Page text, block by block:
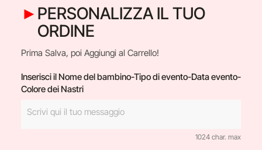
PERSONALIZZA IL TUO
ORDINE
Prima Salva, poi Aggiungi al Carrello!
Inserisci il Nome del bambino-Tipo di evento-Data evento-
Colore dei Nastri
1024 char. max